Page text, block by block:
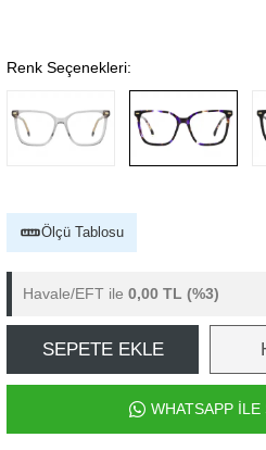
Renk Seçenekleri:
Ölçü Tablosu
Havale/EFT ile 0,00 TL (%3)
SEPETE EKLE
WHATSAPP İLE